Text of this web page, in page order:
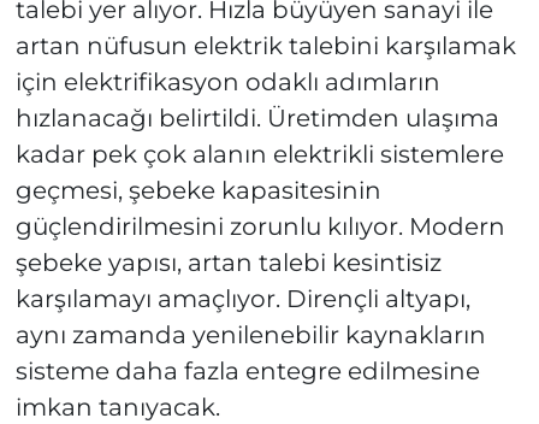
talebi yer alıyor. Hızla büyüyen sanayi ile
artan nüfusun elektrik talebini karşılamak
için elektrifikasyon odaklı adımların
hızlanacağı belirtildi. Üretimden ulaşıma
kadar pek çok alanın elektrikli sistemlere
geçmesi, şebeke kapasitesinin
güçlendirilmesini zorunlu kılıyor. Modern
şebeke yapısı, artan talebi kesintisiz
karşılamayı amaçlıyor. Dirençli altyapı,
aynı zamanda yenilenebilir kaynakların
sisteme daha fazla entegre edilmesine
imkan tanıyacak.